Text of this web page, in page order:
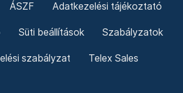
ÁSZF Adatkezelési tájékoztató
Süti beállítások Szabályzatok
szabályzat Telex Sales